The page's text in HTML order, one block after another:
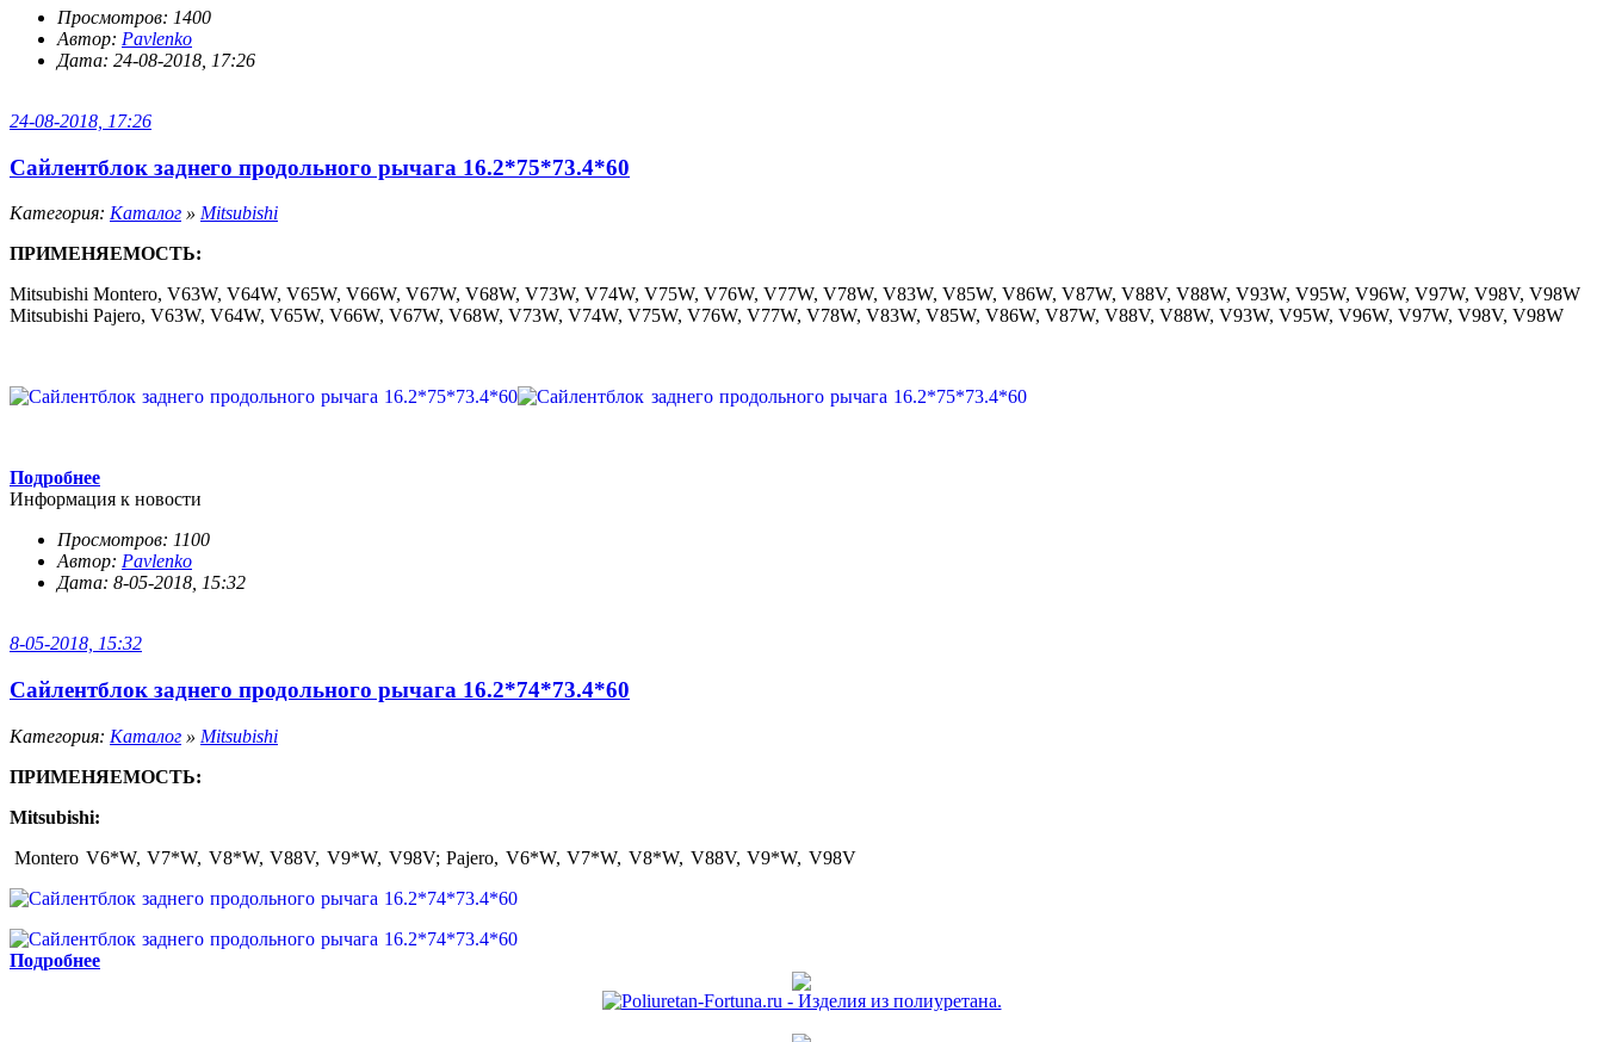
Просмотров: 1400
Автор: Pavlenko
Дата: 24-08-2018, 17:26
24-08-2018, 17:26
Сайлентблок заднего продольного рычага 16.2*75*73.4*60
Категория: Каталог » Mitsubishi
ПРИМЕНЯЕМОСТЬ:
Mitsubishi Montero, V63W, V64W, V65W, V66W, V67W, V68W, V73W, V74W, V75W, V76W, V77W, V78W, V83W, V85W, V86W, V87W, V88V, V88W, V93W, V95W, V96W, V97W, V98V, V98W
Mitsubishi Pajero, V63W, V64W, V65W, V66W, V67W, V68W, V73W, V74W, V75W, V76W, V77W, V78W, V83W, V85W, V86W, V87W, V88V, V88W, V93W, V95W, V96W, V97W, V98V, V98W
Подробнее
Информация к новости
Просмотров: 1100
Автор: Pavlenko
Дата: 8-05-2018, 15:32
8-05-2018, 15:32
Сайлентблок заднего продольного рычага 16.2*74*73.4*60
Категория: Каталог » Mitsubishi
ПРИМЕНЯЕМОСТЬ:
Mitsubishi:
Montero V6*W, V7*W, V8*W, V88V, V9*W, V98V; Pajero, V6*W, V7*W, V8*W, V88V, V9*W, V98V
Подробнее